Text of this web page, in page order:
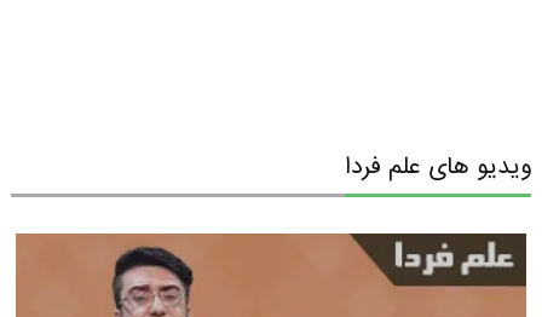
ویدیو های علم فردا